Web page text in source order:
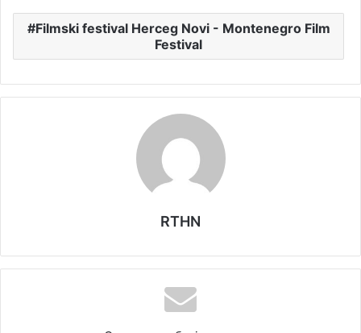
Filmski festival Herceg Novi - Montenegro Film
Festival
RTHN